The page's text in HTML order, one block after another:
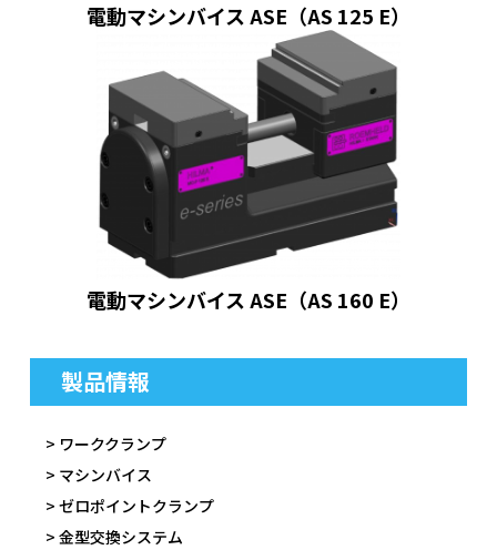
電動マシンバイス ASE（AS 125 E）
電動マシンバイス ASE（AS 160 E）
製品情報
> ワーククランプ
> マシンバイス
> ゼロポイントクランプ
> 金型交換システム